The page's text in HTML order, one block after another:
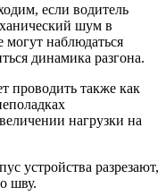
если водитель
шум в
могут наблюдаться
динамика разгона.
проводить также как
нагрузки на
устройства разрезают,
шву.